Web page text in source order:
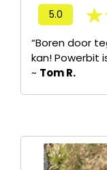
5.0
“Boren door
kan! Powerbit
~ Tom R.